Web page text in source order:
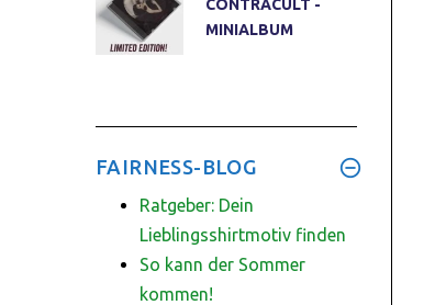
CONTRACULT -
MINIALBUM
FAIRNESS-BLOG
Ratgeber: Dein
Lieblingsshirtmotiv finden
So kann der Sommer
kommen!